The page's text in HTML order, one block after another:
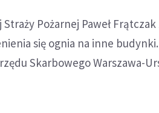
Pożarnej Paweł Frątczak
się ognia na inne
Skarbowego Warszawa-